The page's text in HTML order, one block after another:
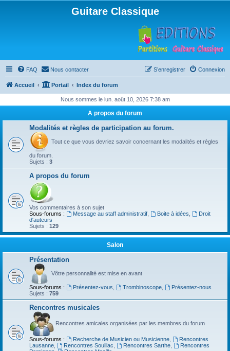
Guitare Classique
FAQ Nous contacter Connexion
S’enregistrer
Accueil Portail Index du forum
Nous sommes le lun. août 10, 2026 7:38 am
A propos du forum
Modalités et règles de participation au forum.
Tout ce que vous devriez savoir concernant les modalités et règles
du forum.
Sujets : 3
A propos du forum
Vos commentaires à son sujet
Sous-forums :
Message au staff administratif, Boite à idées
Droit
d'auteurs
Sujets : 129
Salon
Présentation
Vôtre personnalité est mise en avant
Sous-forums : Présentez-vous Trombinoscope,
Présentez-nous
Sujets : 759
Rencontres musicales
Rencontres amicales organisées par les membres du forum
Sous-forums : Recherche de Musicien ou Musicienne,
Rencontres
Lausanne
Rencontres Souillac Rencontres Sarthe,
Rencontres